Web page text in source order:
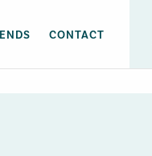
CONTACT